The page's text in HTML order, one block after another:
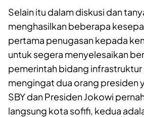
Selain itu dalam diskusi dan
menghasilkan beberapa
pertama penugasan kepada
untuk segera menyelesaikan
pemerintah bidang
mengingat dua orang presiden
SBY dan Presiden Jokowi
langsung kota sofifi, kedua